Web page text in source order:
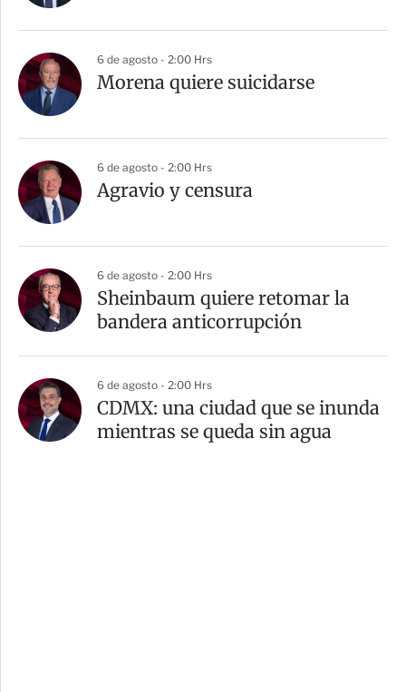
6 de agosto - 2:00 Hrs
Morena quiere suicidarse
6 de agosto - 2:00 Hrs
Agravio y censura
6 de agosto - 2:00 Hrs
Sheinbaum quiere retomar la
bandera anticorrupción
6 de agosto - 2:00 Hrs
CDMX: una ciudad que se inunda
mientras se queda sin agua